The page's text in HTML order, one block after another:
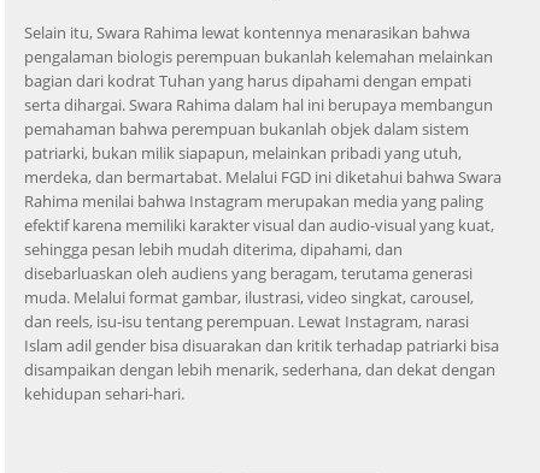
Selain itu, Swara Rahima lewat kontennya menarasikan bahwa
pengalaman biologis perempuan bukanlah kelemahan melainkan
bagian dari kodrat Tuhan yang harus dipahami dengan empati
serta dihargai. Swara Rahima dalam hal ini berupaya membangun
pemahaman bahwa perempuan bukanlah objek dalam sistem
patriarki, bukan milik siapapun, melainkan pribadi yang utuh,
merdeka, dan bermartabat. Melalui FGD ini diketahui bahwa Swara
Rahima menilai bahwa Instagram merupakan media yang paling
efektif karena memiliki karakter visual dan audio-visual yang kuat,
sehingga pesan lebih mudah diterima, dipahami, dan
disebarluaskan oleh audiens yang beragam, terutama generasi
muda. Melalui format gambar, ilustrasi, video singkat, carousel,
dan reels, isu-isu tentang perempuan. Lewat Instagram, narasi
Islam adil gender bisa disuarakan dan kritik terhadap patriarki bisa
disampaikan dengan lebih menarik, sederhana, dan dekat dengan
kehidupan sehari-hari.